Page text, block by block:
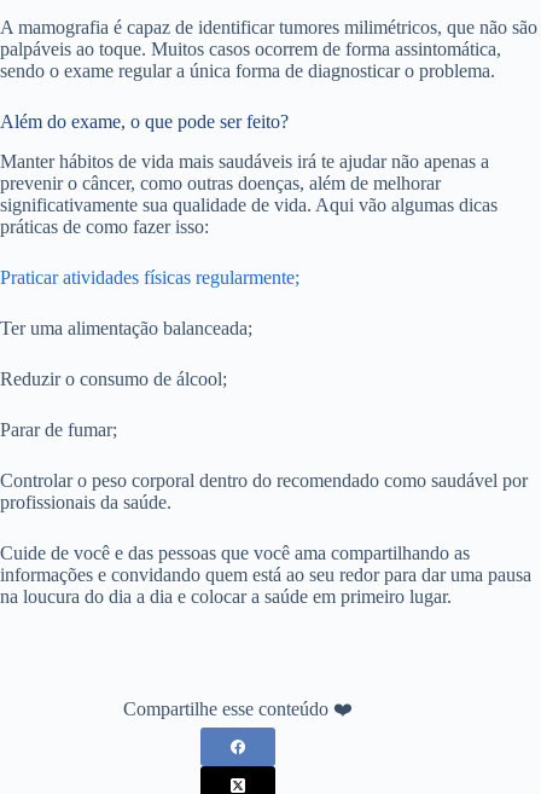
A mamografia é capaz de identificar tumores milimétricos, que não são
palpáveis ao toque. Muitos casos ocorrem de forma assintomática,
sendo o exame regular a única forma de diagnosticar o problema.
Além do exame, o que pode ser feito?
Manter hábitos de vida mais saudáveis irá te ajudar não apenas a
prevenir o câncer, como outras doenças, além de melhorar
significativamente sua qualidade de vida. Aqui vão algumas dicas
práticas de como fazer isso:
Praticar atividades físicas regularmente;
Ter uma alimentação balanceada;
Reduzir o consumo de álcool;
Parar de fumar;
Controlar o peso corporal dentro do recomendado como saudável por
profissionais da saúde.
Cuide de você e das pessoas que você ama compartilhando as
informações e convidando quem está ao seu redor para dar uma pausa
na loucura do dia a dia e colocar a saúde em primeiro lugar.
Compartilhe esse conteúdo ❤️